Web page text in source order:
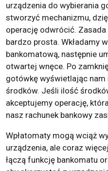
urządzenia do wybierania
stworzyć mechanizmu,
operację odwrócić.
bardzo prosta. Wkładamy
bankomatową, następnie
otwartej wnęce. Po
gotówkę wyświetlając
środków. Jeśli ilość
akceptujemy operację,
nasz rachunek bankowy
Wpłatomaty mogą wciąż
urządzenia, ale coraz
łączą funkcję bankomatu